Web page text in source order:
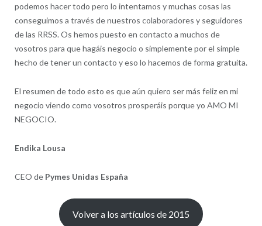
podemos hacer todo pero lo intentamos y muchas cosas las
conseguimos a través de nuestros colaboradores y seguidores
de las RRSS. Os hemos puesto en contacto a muchos de
vosotros para que hagáis negocio o simplemente por el simple
hecho de tener un contacto y eso lo hacemos de forma gratuita.
El resumen de todo esto es que aún quiero ser más feliz en mi
negocio viendo como vosotros prosperáis porque yo AMO MI
NEGOCIO.
Endika Lousa
CEO de Pymes Unidas España
Volver a los artículos de 2015